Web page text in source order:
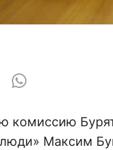
комиссию
Максим